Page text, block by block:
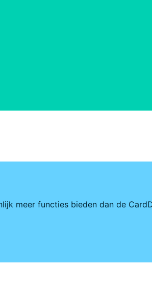
meer functies bieden dan de